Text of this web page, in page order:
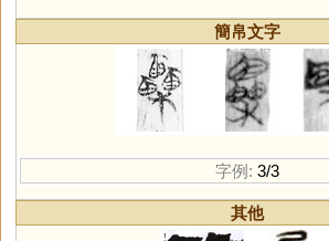
簡帛文字
字例: 3/3
其他